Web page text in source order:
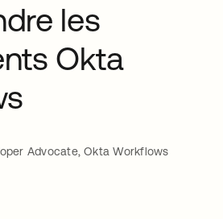
les
Okta
Advocate, Okta Workflows